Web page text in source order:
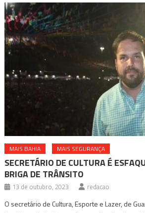
MAIS BAHIA MAIS SEGURANÇA
SECRETÁRIO DE CULTURA É
BRIGA DE TRÂNSITO
13 de outubro, 2023 redacao
O secretário de Cultura, Esporte e Lazer, de